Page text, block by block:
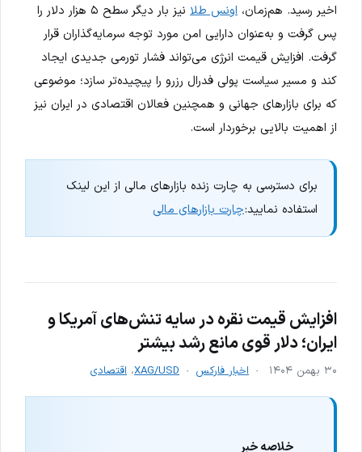
اخیر رسید. هم‌زمان، اونس طلا
نیز بار دیگر سطح ۵ هزار دلار را
پس گرفت و به‌عنوان دارایی امن مورد توجه سرمایه‌گذاران قرار
گرفت. افزایش قیمت انرژی می‌تواند فشار تورمی جدیدی ایجاد
کند و مسیر سیاست پولی فدرال رزرو را پیچیده‌تر سازد؛ موضوعی
که برای بازارهای جهانی و همچنین فعالان اقتصادی در ایران نیز
از اهمیت بالایی برخوردار است.
برای دسترسی به چارت زنده بازارهای مالی از این لینک
استفاده نمایید:چارت بازارهای مالی
افزایش قیمت نقره در سایه تنش‌های آمریکا و
ایران؛ دلار قوی مانع رشد بیشتر
۳۰ بهمن ۱۴۰۴ اخبار فارکس XAG/USD، اقتصادی
خلاصه خبر